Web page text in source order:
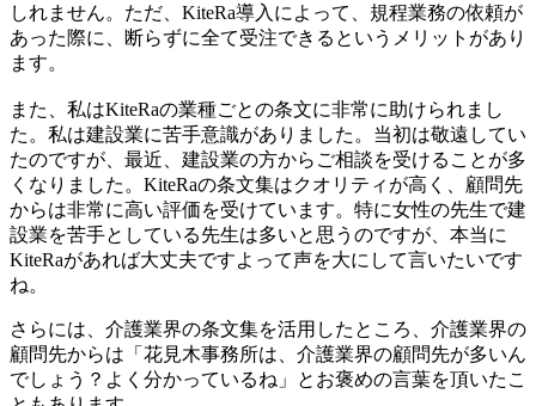
しれません。ただ、KiteRa導入によって、規程業務の依頼が
あった際に、断らずに全て受注できるというメリットがあり
ます。
また、私はKiteRaの業種ごとの条文に非常に助けられまし
た。私は建設業に苦手意識がありました。当初は敬遠してい
たのですが、最近、建設業の方からご相談を受けることが多
くなりました。 KiteRaの条文集はクオリティが高く、顧問先
からは非常に高い評価を受けています。特に女性の先生で建
設業を苦手としている先生は多いと思うのですが、本当に
KiteRaがあれば大丈夫ですよって声を大にして言いたいです
ね。
さらには、介護業界の条文集を活用したところ、介護業界の
顧問先からは「花見木事務所は、介護業界の顧問先が多いん
でしょう？よく分かっているね」とお褒めの言葉を頂いたこ